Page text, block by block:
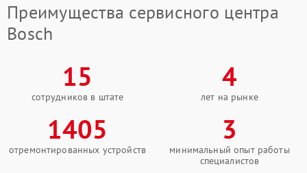
Преимущества сервисного центра
Bosch
15
сотрудников в штате
4
лет на рынке
1405
отремонтированных устройств
3
минимальный опыт работы
специалистов